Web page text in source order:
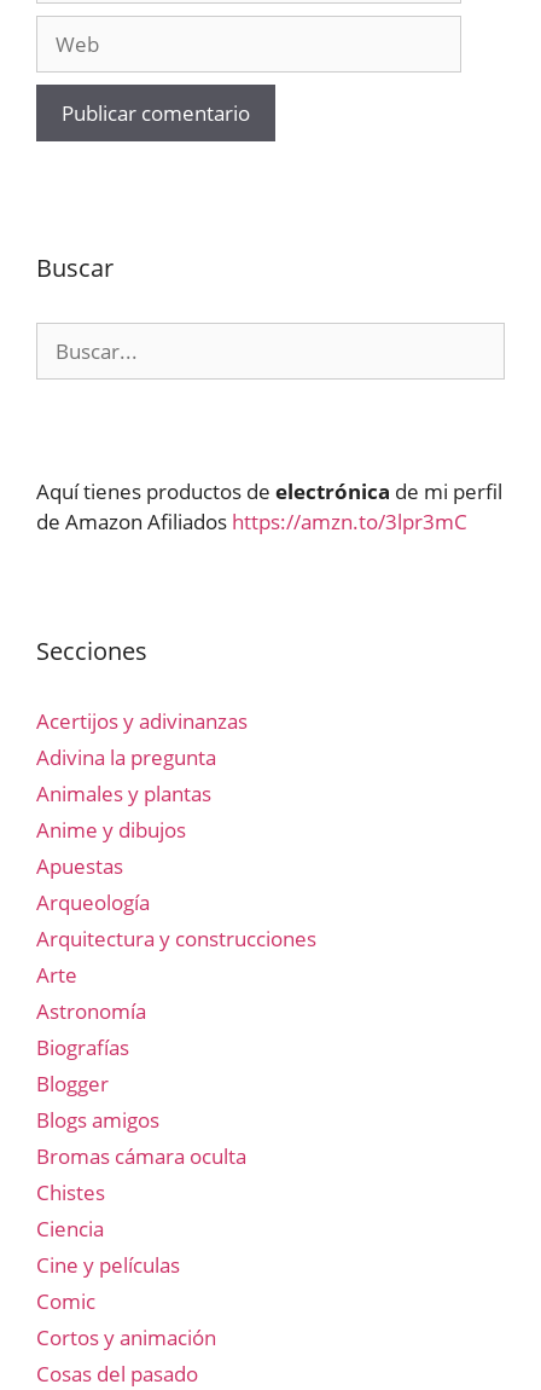
Buscar
Aquí tienes productos de electrónica de mi perfil
de Amazon Afiliados https://amzn.to/3lpr3mC
Secciones
Acertijos y adivinanzas
Adivina la pregunta
Animales y plantas
Anime y dibujos
Apuestas
Arqueología
Arquitectura y construcciones
Arte
Astronomía
Biografías
Blogger
Blogs amigos
Bromas cámara oculta
Chistes
Ciencia
Cine y películas
Comic
Cortos y animación
Cosas del pasado